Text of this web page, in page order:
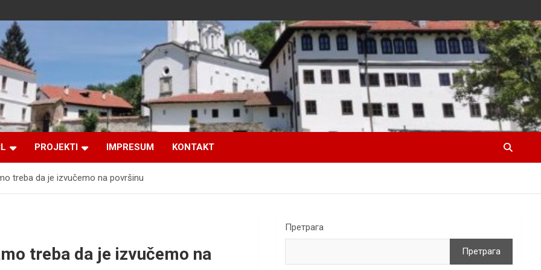
PROJEKTI IMPRESUM KONTAKT
treba da je izvučemo na površinu
treba da je izvučemo na
Претрага
Претрага